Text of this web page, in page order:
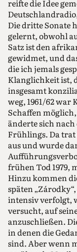
reifte die Idee
Die dritte Sonate
gelernt, obwohl
Satz ist den
gewidmet, und
die ich jemals
Klanglichkeit ist,
insgesamt
weg, 1961/62 war
Schaffen
änderte sich
Frühlings. Da
aus und wurde
frühen Tod 1979,
Hinzu kommen
späten
intensiv verfolgt,
versucht, auf
anzuschließen.
in denen die
sind. Aber wenn